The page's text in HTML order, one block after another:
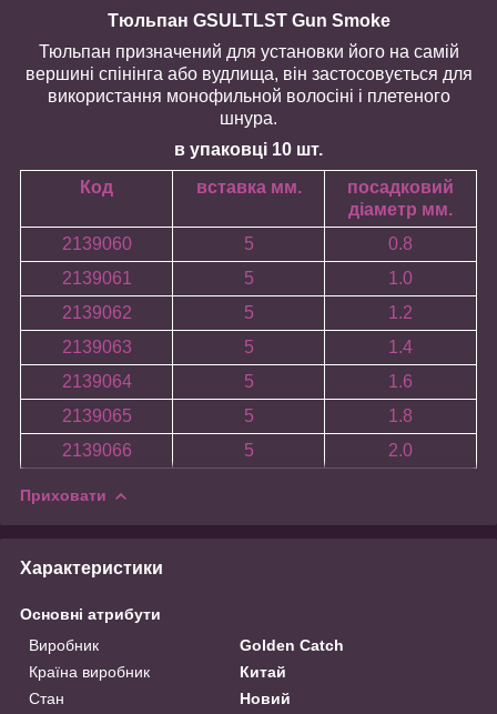
Тюльпан GSULTLST Gun Smoke
Тюльпан призначений для установки його на самій
вершині спінінга або вудлища, він застосовується для
використання монофильной волосіні і плетеного
шнура.
в упаковці 10 шт.
Код
вставка мм.
посадковий
діаметр мм.
2139060
5
0.8
2139061
5
1.0
2139062
5
1.2
2139063
5
1.4
2139064
5
1.6
2139065
5
1.8
2139066
5 2.0
Приховати
Характеристики
Основні атрибути
Виробник
Golden Catch
Країна виробник
Китай
Стан
Новий